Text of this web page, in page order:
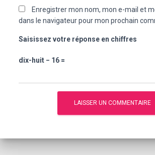
Enregistrer mon nom, mon e-mail et
dans le navigateur pour mon prochain
Saisissez votre réponse en chiffres
dix-huit − 16 =